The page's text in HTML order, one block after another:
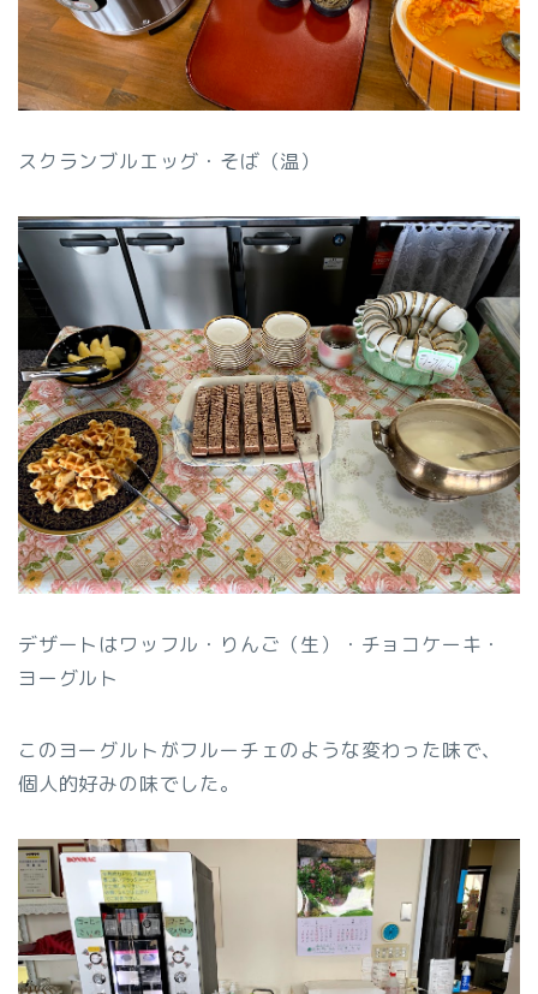
スクランブルエッグ・そば（温）
デザートはワッフル・りんご（生）・チョコケーキ・
ヨーグルト
このヨーグルトがフルーチェのような変わった味で、
個人的好みの味でした。